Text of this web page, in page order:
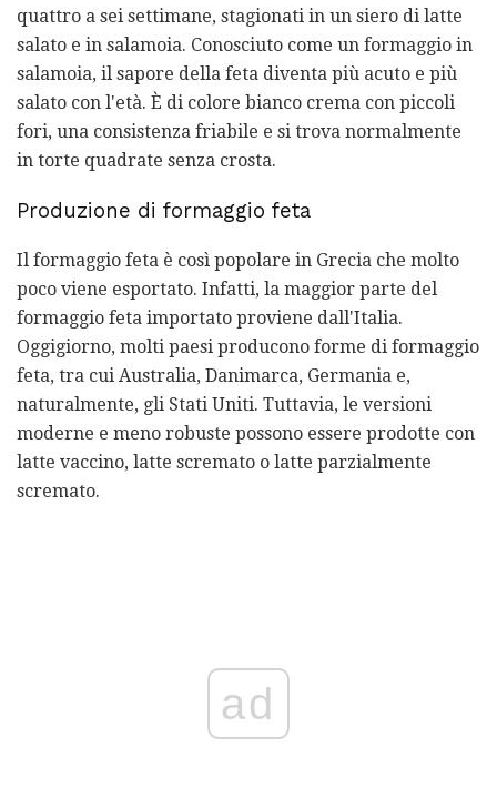
quattro a sei settimane, stagionati in un siero di latte
salato e in salamoia. Conosciuto come un formaggio in
salamoia, il sapore della feta diventa più acuto e più
salato con l'età. È di colore bianco crema con piccoli
fori, una consistenza friabile e si trova normalmente
in torte quadrate senza crosta.
Produzione di formaggio feta
Il formaggio feta è così popolare in Grecia che molto
poco viene esportato. Infatti, la maggior parte del
formaggio feta importato proviene dall'Italia.
Oggigiorno, molti paesi producono forme di formaggio
feta, tra cui Australia, Danimarca, Germania e,
naturalmente, gli Stati Uniti. Tuttavia, le versioni
moderne e meno robuste possono essere prodotte con
latte vaccino, latte scremato o latte parzialmente
scremato.
ad